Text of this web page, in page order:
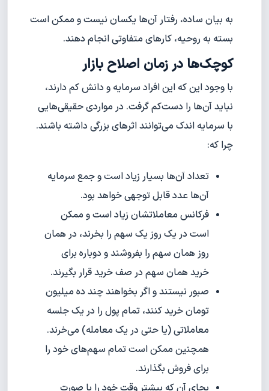
به بیان ساده، رفتار آن‌ها یکسان نیست و ممکن است
بسته به روحیه، کارهای متفاوتی انجام دهند.
کوچک‌ها در زمان اصلاح بازار
با وجود این که این افراد سرمایه و دانش کم دارند،
نباید آن‌ها را دست‌کم گرفت. در مواردی حقیقی‌هایی
با سرمایه اندک می‌توانند اثرهای بزرگی داشته باشند.
چرا که:
تعداد آن‌ها بسیار زیاد است و جمع سرمایه‌
آن‌ها عدد قابل توجهی خواهد بود.
فرکانس معاملاتشان زیاد است و ممکن
است در یک روز یک سهم را بخرند، در همان
روز همان سهم را بفروشند و دوباره برای
خرید همان سهم در صف خرید قرار بگیرند.
صبور نیستند و اگر بخواهند چند ده میلیون
تومان خرید کنند، تمام پول را در یک جلسه
معاملاتی (یا حتی در یک معامله) می‌خرند.
همچنین ممکن است تمام سهم‌های خود را
برای فروش بگذارند.